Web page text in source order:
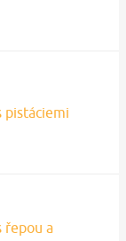
pistáciemi
řepou a